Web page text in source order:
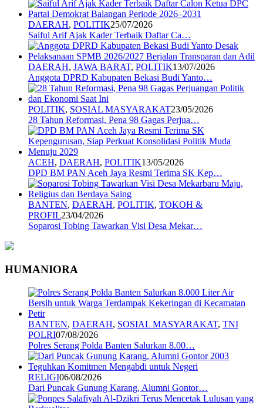
DAERAH, POLITIK25/07/2026
Saiful Arif Ajak Kader Terbaik Daftar Ca…
DAERAH, JAWA BARAT, POLITIK13/07/2026
Anggota DPRD Kabupaten Bekasi Budi Yanto…
POLITIK, SOSIAL MASYARAKAT23/05/2026
28 Tahun Reformasi, Pena 98 Gagas Perjua…
ACEH, DAERAH, POLITIK13/05/2026
DPD BM PAN Aceh Jaya Resmi Terima SK Kep…
BANTEN, DAERAH, POLITIK, TOKOH &
PROFIL23/04/2026
Soparosi Tobing Tawarkan Visi Desa Mekar…
HUMANIORA
BANTEN, DAERAH, SOSIAL MASYARAKAT, TNI
POLRI07/08/2026
Polres Serang Polda Banten Salurkan 8.00…
RELIGI06/08/2026
Dari Puncak Gunung Karang, Alumni Gontor…